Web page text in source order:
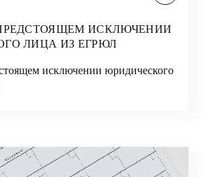
ИСКЛЮЧЕНИИ
ЛИЦА ИЗ ЕГРЮЛ
исключении юридического